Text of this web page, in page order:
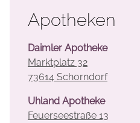
Apotheken
Daimler Apotheke
Marktplatz 32
73614 Schorndorf
Uhland Apotheke
Feuerseestraße 13